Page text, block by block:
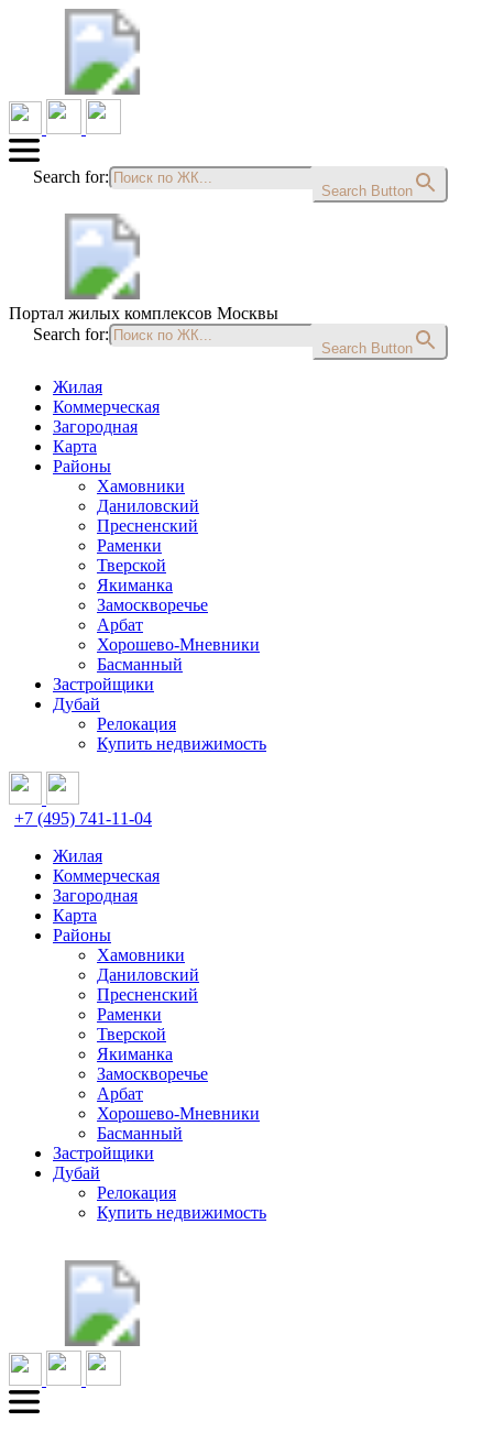
Search for:
Search Button
Портал жилых комплексов Москвы
Search for:
Search Button
Жилая
Коммерческая
Загородная
Карта
Районы
Хамовники
Даниловский
Пресненский
Раменки
Тверской
Якиманка
Замоскворечье
Арбат
Хорошево-Мневники
Басманный
Застройщики
Дубай
Релокация
Купить недвижимость
+7 (495) 741-11-04
Жилая
Коммерческая
Загородная
Карта
Районы
Хамовники
Даниловский
Пресненский
Раменки
Тверской
Якиманка
Замоскворечье
Арбат
Хорошево-Мневники
Басманный
Застройщики
Дубай
Релокация
Купить недвижимость